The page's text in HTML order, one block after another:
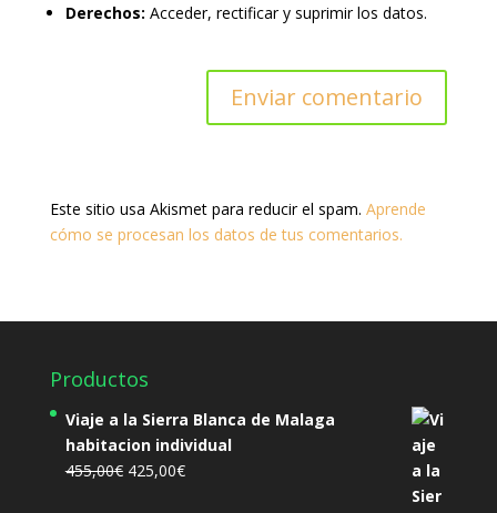
Derechos: Acceder, rectificar y suprimir los datos.
Este sitio usa Akismet para reducir el spam. Aprende
cómo se procesan los datos de tus comentarios.
Productos
Viaje a la Sierra Blanca de Malaga
habitacion individual
455,00€ El
425,00€El